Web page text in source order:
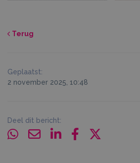
Terug
Geplaatst:
2 november 2025, 10:48
Deel dit bericht: